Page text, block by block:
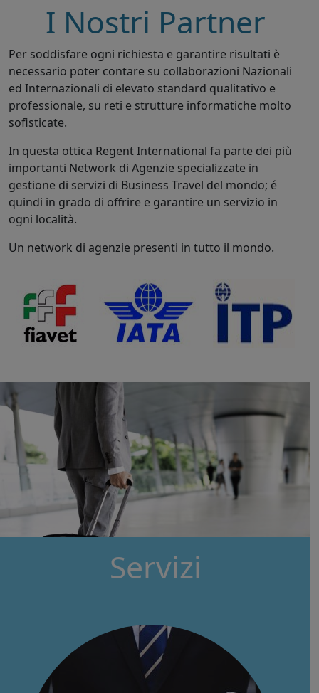
I Nostri Partner
Per soddisfare ogni richiesta e garantire risultati è
necessario poter contare su collaborazioni Nazionali
ed Internazionali di elevato standard qualitativo e
professionale, su reti e strutture informatiche molto
sofisticate.
In questa ottica Regent International fa parte dei più
importanti Network di Agenzie specializzate in
gestione di servizi di Business Travel del mondo; é
quindi in grado di offrire e garantire un servizio in
ogni località.
Un network di agenzie presenti in tutto il mondo.
Servizi